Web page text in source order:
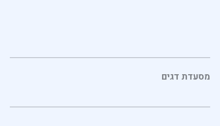
מסעדת דגים